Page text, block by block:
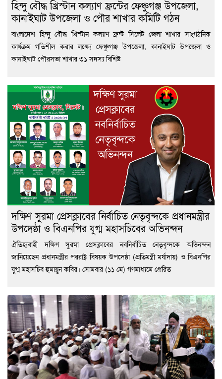
হিন্দু বৌদ্ধ খ্রিস্টান কল্যাণ ফ্রন্টের ফেঞ্চুগঞ্জ উপজেলা,
কানাইঘাট উপজেলা ও পৌর শাখার কমিটি গঠন
বাংলাদেশ হিন্দু বৌদ্ধ খ্রিস্টান কল্যাণ ফ্রন্ট সিলেট জেলা শাখার সাংগঠনিক
কার্যক্রম গতিশীল করার লক্ষ্যে ফেঞ্চুগঞ্জ উপজেলা, কানাইঘাট উপজেলা ও
কানাইঘাট পৌরসভা শাখার ৩১ সদস্য বিশিষ্ট
দক্ষিণ সুরমা প্রেসক্লাবের নির্বাচিত নেতৃবৃন্দকে প্রধানমন্ত্রীর
উপদেষ্ঠা ও বিএনপির যুগ্ম মহাসচিবের অভিনন্দন
ঐতিহ্যবাহী দক্ষিণ সুরমা প্রেসক্লাবের নবনির্বাচিত নেতৃবৃন্দকে অভিনন্দন
জানিয়েছেন প্রধানমন্ত্রীর পররাষ্ট্র বিষয়ক উপদেষ্ঠা (প্রতিমন্ত্রী মর্যাদায়) ও বিএনপির
যুগ্ম মহাসচিব হুমায়ুন কবির। সোমবার (১১ মে) গণমাধ্যমে প্রেরিত